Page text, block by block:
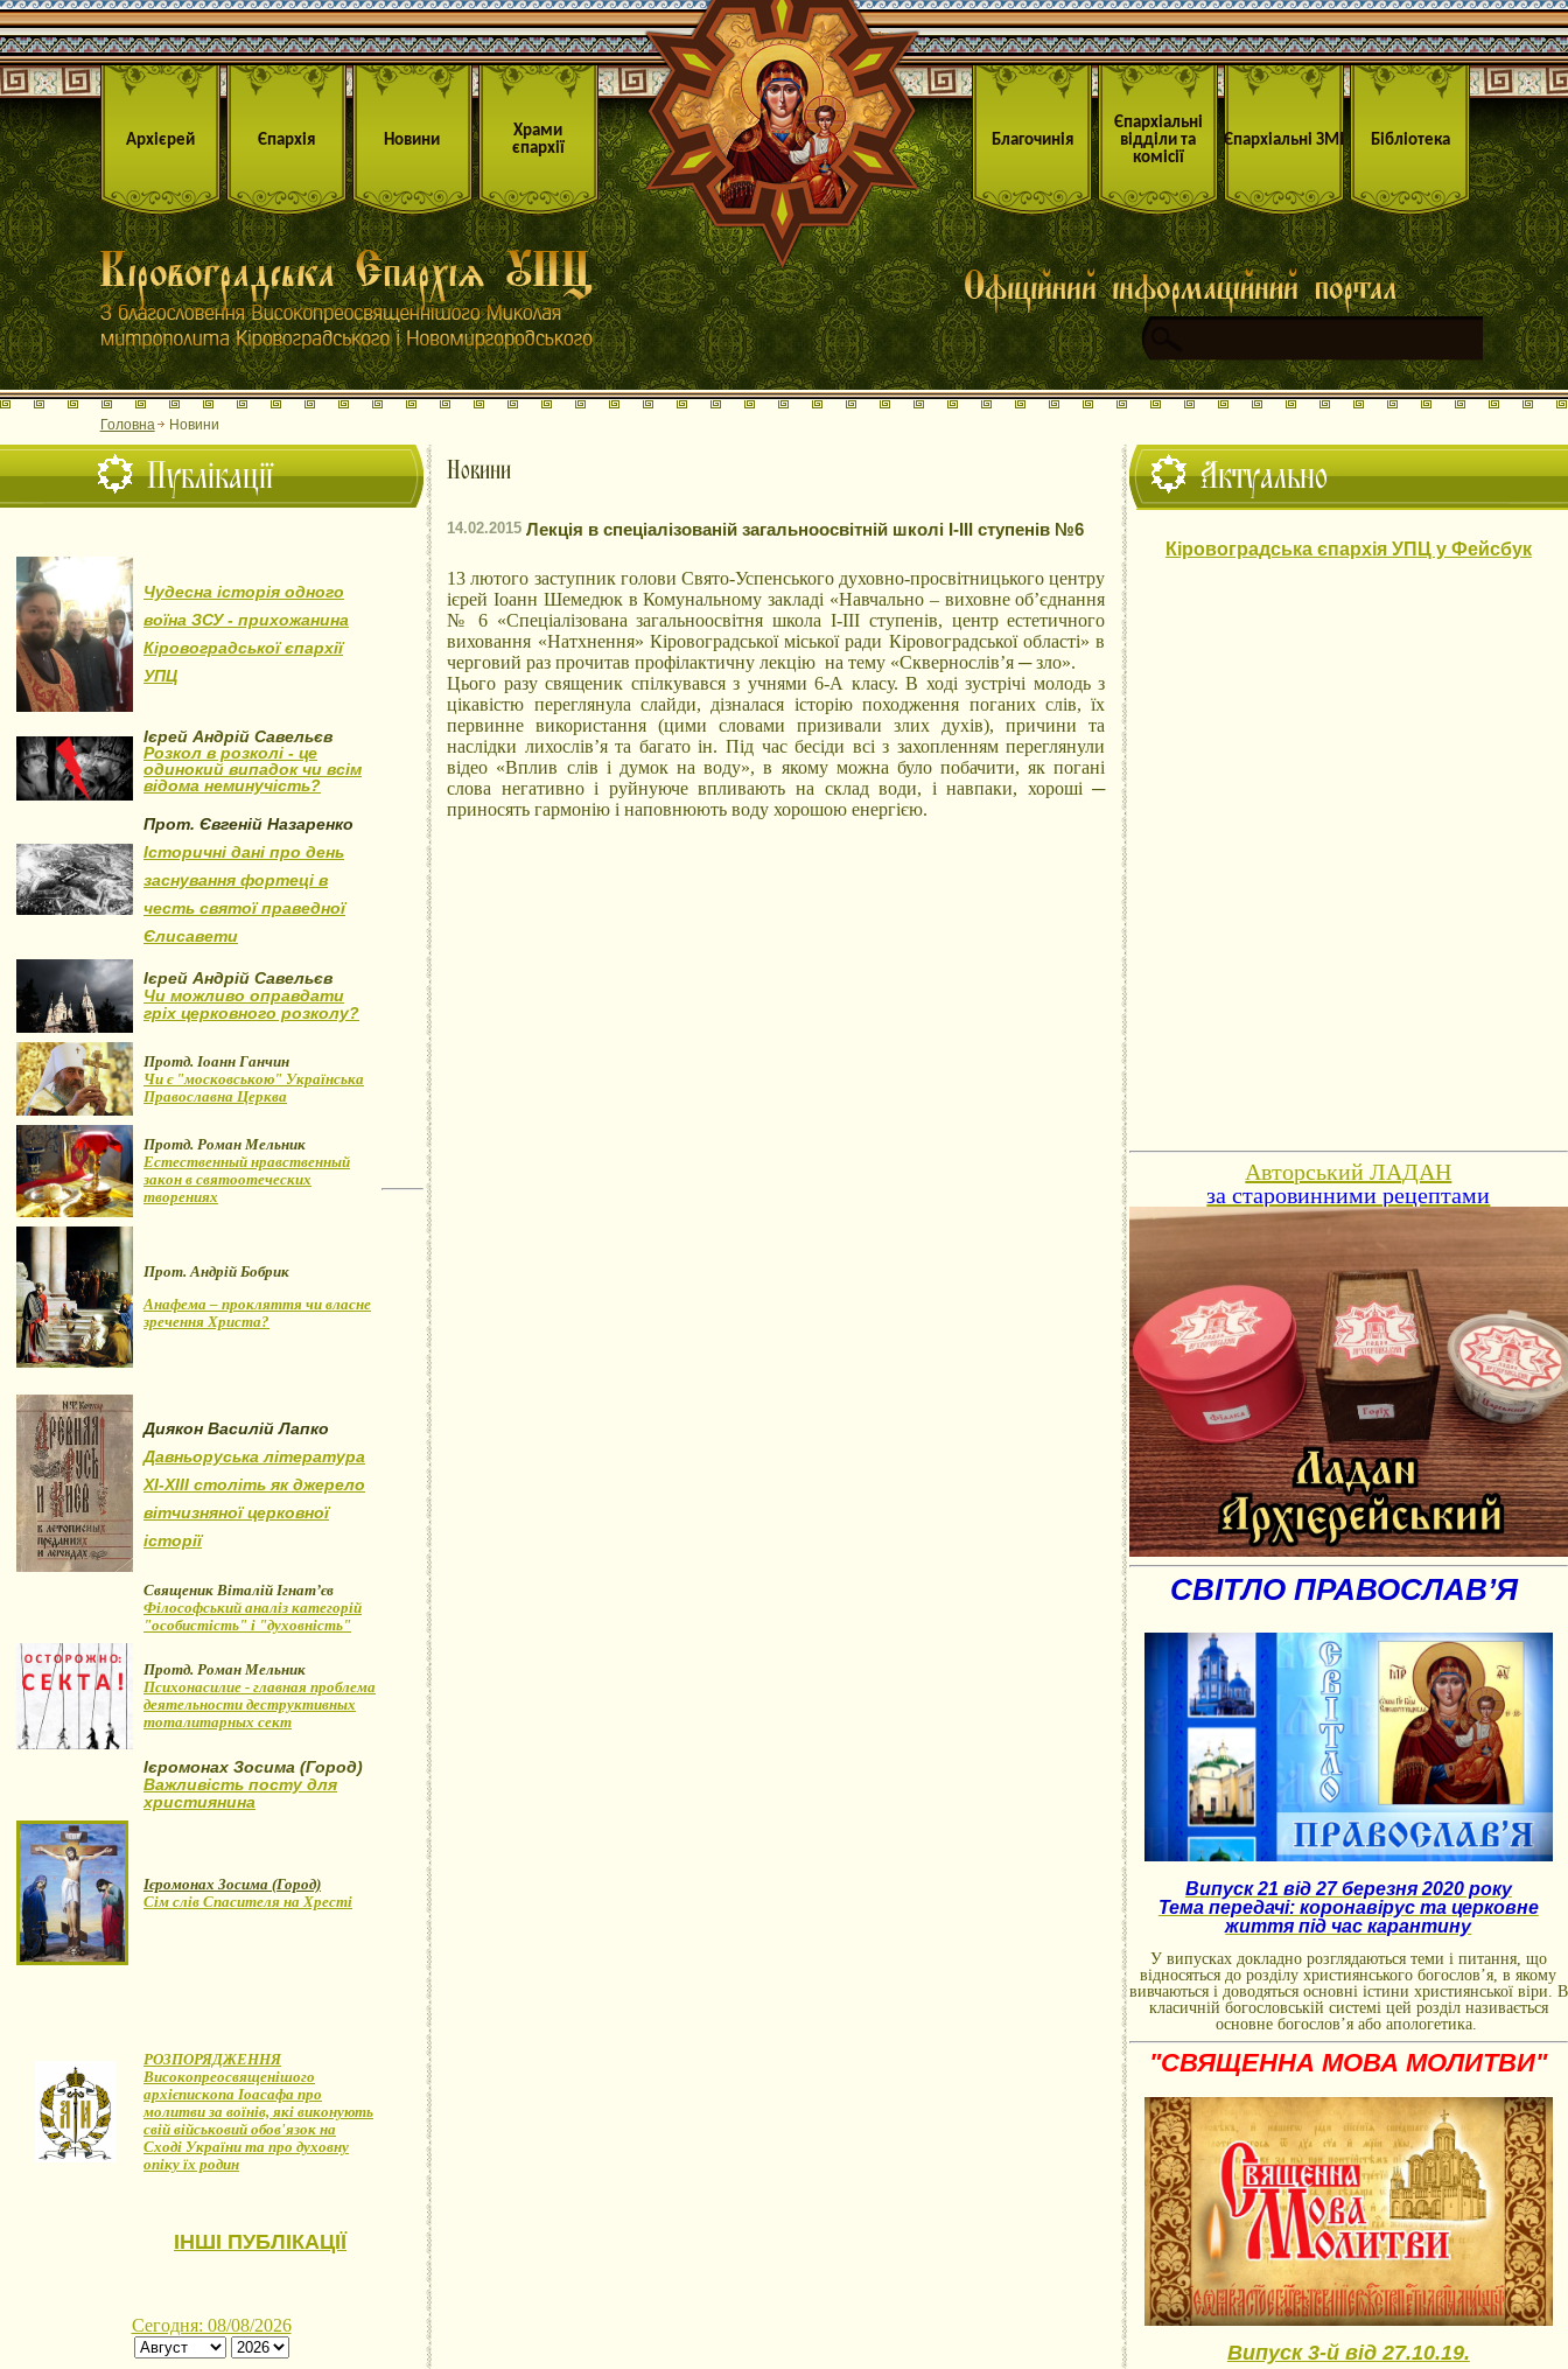
Архієрей Єпархія Новини
Храми
єпархії
Благочинія
Єпархіальні
відділи та
комісії
Єпархіальні ЗМІ Бібліотека
Головна Новини
Актуально
Кіровоградська єпархія УПЦ у Фейсбук
Авторський ЛАДАН
за старовинними рецептами
СВІТЛО ПРАВОСЛАВ’Я
Випуск 21 від 27 березня 2020 року
Тема передачі: коронавірус та церковне
життя під час карантину
У випусках докладно розглядаються теми і питання, що
відносяться до розділу християнського богослов’я, в якому
вивчаються і доводяться основні істини християнської віри. В
класичній богословській системі цей розділ називається
основне богослов’я або апологетика.
"СВЯЩЕННА МОВА МОЛИТВИ"
Випуск 3-й від 27.10.19.
Публікації
Чудесна історія одного
воїна ЗСУ - прихожанина
Кіровоградської єпархії
УПЦ
Ієрей Андрій Савельєв
Розкол в розколі - це
одинокий випадок чи всім
відома неминучість?
Прот. Євгеній Назаренко
Історичні дані про день
заснування фортеці в
честь святої праведної
Єлисавети
Ієрей Андрій Савельєв
Чи можливо оправдати
гріх церковного розколу?
Протд. Іоанн Ганчин
Чи є "московською" Українська
Православна Церква
Протд. Роман Мельник
Естественный нравственный
закон в святоотеческих
творениях
Прот. Андрій Бобрик
Анафема – прокляття чи власне
зречення Христа?
Диякон Василій Лапко
Давньоруська література
XI-XIII століть як джерело
вітчизняної церковної
історії
Священик Віталій Ігнат’єв
Філософський аналіз категорій
"особистість" і "духовність"
Протд. Роман Мельник
Психонасилие - главная проблема
деятельности деструктивных
тоталитарных сект
Ієромонах Зосима (Город)
Важливість посту для
християнина
Ієромонах Зосима (Город)
Сім слів Спасителя на Хресті
РОЗПОРЯДЖЕННЯ
Високопреосвященішого
архієпископа Іоасафа про
молитви за воїнів, які виконують
свій військовий обов'язок на
Сході України та про духовну
опіку їх родин
ІНШІ ПУБЛІКАЦІЇ
Новини
14.02.2015 Лекція в спеціалізованій загальноосвітній школі І-ІІІ ступенів №6
13 лютого заступник голови Свято-Успенського духовно-просвітницького центру
ієрей Іоанн Шемедюк в Комунальному закладі «Навчально – виховне об’єднання
№ 6 «Спеціалізована загальноосвітня школа І-ІІІ ступенів, центр естетичного
виховання «Натхнення» Кіровоградської міської ради Кіровоградської області» в
черговий раз прочитав профілактичну лекцію на тему «Сквернослів’я ─ зло».
Цього разу священик спілкувався з учнями 6-А класу. В ході зустрічі молодь з
цікавістю переглянула слайди, дізналася історію походження поганих слів, їх
первинне використання (цими словами призивали злих духів), причини та
наслідки лихослів’я та багато ін. Під час бесіди всі з захопленням переглянули
відео «Вплив слів і думок на воду», в якому можна було побачити, як погані
слова негативно і руйнуюче впливають на склад води, і навпаки, хороші ─
приносять гармонію і наповнюють воду хорошою енергією.